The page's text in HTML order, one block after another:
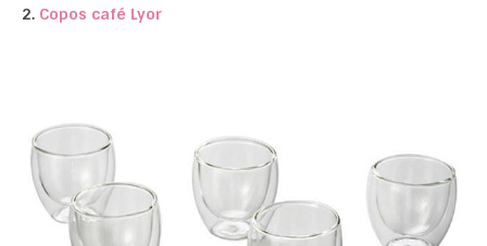
2. Copos café Lyor